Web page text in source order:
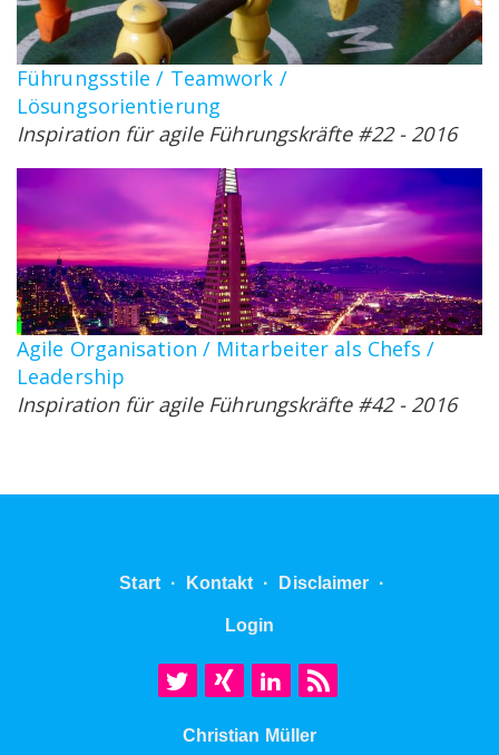
Führungsstile / Teamwork /
Lösungsorientierung
Inspiration für agile Führungskräfte #22 - 2016
Agile Organisation / Mitarbeiter als Chefs /
Leadership
Inspiration für agile Führungskräfte #42 - 2016
Start · Kontakt · Disclaimer ·
Login
Christian Müller